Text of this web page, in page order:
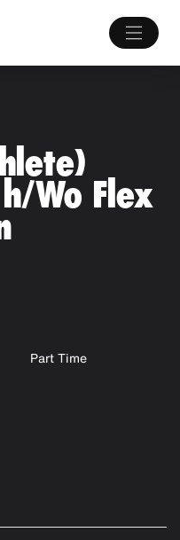
Wo Flex
Part Time